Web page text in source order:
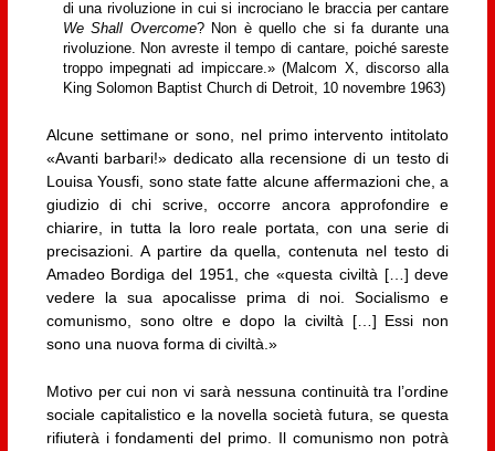
di una rivoluzione in cui si incrociano le braccia per cantare
We Shall Overcome? Non è quello che si fa durante una
rivoluzione. Non avreste il tempo di cantare, poiché sareste
troppo impegnati ad impiccare.» (Malcom X, discorso alla
King Solomon Baptist Church di Detroit, 10 novembre 1963)
Alcune settimane or sono, nel primo intervento intitolato
«Avanti barbari!» dedicato alla recensione di un testo di
Louisa Yousfi, sono state fatte alcune affermazioni che, a
giudizio di chi scrive, occorre ancora approfondire e
chiarire, in tutta la loro reale portata, con una serie di
precisazioni. A partire da quella, contenuta nel testo di
Amadeo Bordiga del 1951, che «questa civiltà […] deve
vedere la sua apocalisse prima di noi. Socialismo e
comunismo, sono oltre e dopo la civiltà […] Essi non
sono una nuova forma di civiltà.»
Motivo per cui non vi sarà nessuna continuità tra l’ordine
sociale capitalistico e la novella società futura, se questa
rifiuterà i fondamenti del primo. Il comunismo non potrà